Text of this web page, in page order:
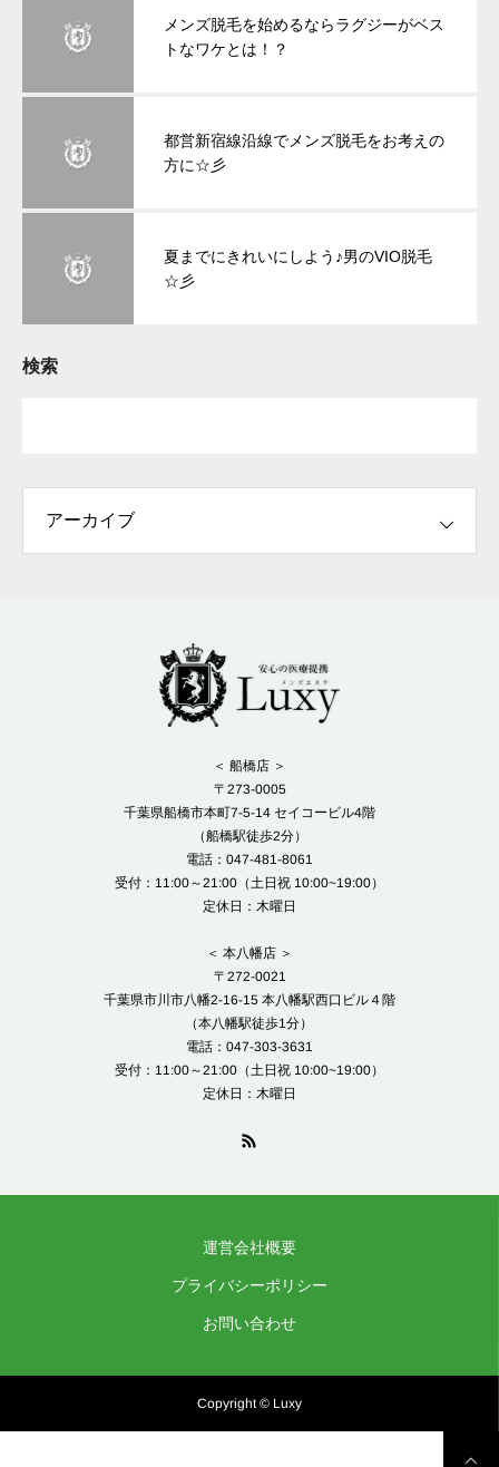
メンズ脱毛を始めるならラグジーがベス
トなワケとは！？
都営新宿線沿線でメンズ脱毛をお考えの
方に☆彡
夏までにきれいにしよう♪男のVIO脱毛
☆彡
検索
＜ 船橋店 ＞
〒273-0005
千葉県船橋市本町7-5-14 セイコービル4階
（船橋駅徒歩2分）
電話：047-481-8061
受付：11:00～21:00（土日祝 10:00~19:00）
定休日：木曜日
＜ 本八幡店 ＞
〒272-0021
千葉県市川市八幡2-16-15 本八幡駅西口ビル４階
（本八幡駅徒歩1分）
電話：047-303-3631
受付：11:00～21:00（土日祝 10:00~19:00）
定休日：木曜日
運営会社概要
プライバシーポリシー
お問い合わせ
Copyright © Luxy